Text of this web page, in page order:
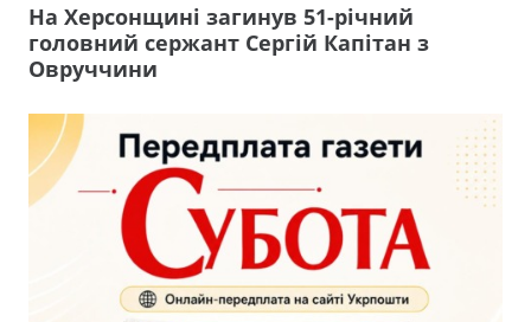
На Херсонщині загинув 51-річний
головний сержант Сергій Капітан з
Овруччини